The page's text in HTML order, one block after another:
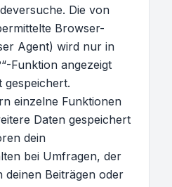
Die von
Browser-
Agent) wird nur in
Funktion angezeigt
gespeichert.
einzelne Funktionen
Daten gespeichert
dein
bei Umfragen, der
deinen Beiträgen oder